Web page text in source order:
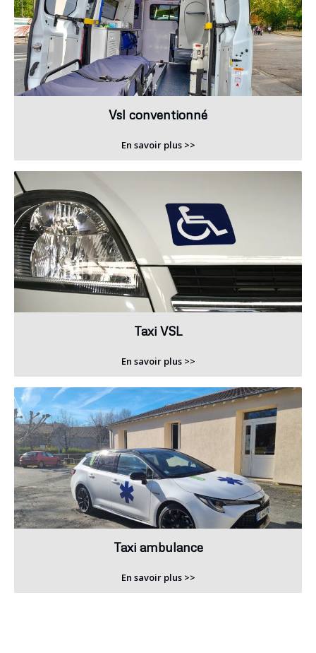
Vsl conventionné
En savoir plus >>
Taxi VSL
En savoir plus >>
Taxi ambulance
En savoir plus >>